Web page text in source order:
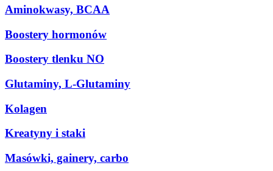
Aminokwasy, BCAA
Boostery hormonów
Boostery tlenku NO
Glutaminy, L-Glutaminy
Kolagen
Kreatyny i staki
Masówki, gainery, carbo